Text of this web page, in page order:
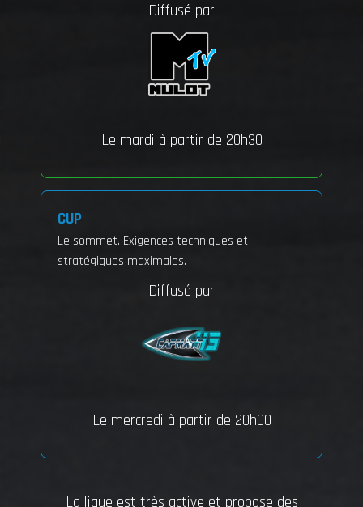
Diffusé par
Le mardi à partir de 20h30
CUP
Le sommet. Exigences techniques et
stratégiques maximales.
Diffusé par
Le mercredi à partir de 20h00
La ligue est très active et propose des